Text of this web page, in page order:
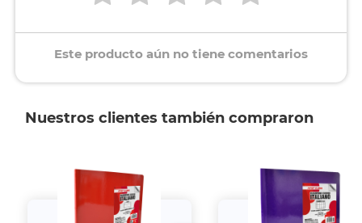
Este producto aún no tiene comentarios
Nuestros clientes también compraron